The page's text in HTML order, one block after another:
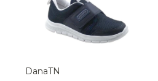
DanaTN